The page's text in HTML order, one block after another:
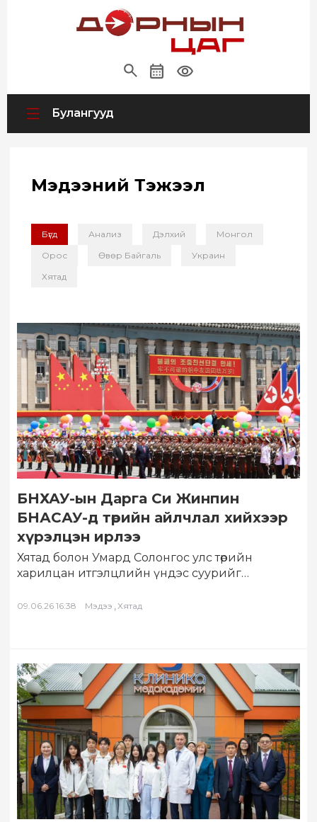
Булангууд
Мэдээний Тэжээл
Бүгд Анализ Дэлхий
Монгол
Орос
Өвөр Байгаль
Украин
Хятад
БНХАУ-ын Дарга Си Жинпин
БНАСАУ-д төрийн айлчлал хийхээр
хүрэлцэн ирлээ
Хятад болон Умард Солонгос улс төрийн
харилцан итгэлцлийн үндэс суурийг
ахиулах шаардлагатай гэж Хятадын…
09.06.26 16:38 Мэдээ , Хятад